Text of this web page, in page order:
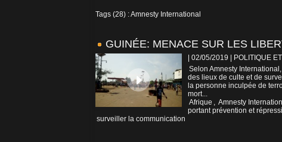
Tags (28) : Amnesty International
GUINÉE: MENACE SUR LES
| 02/05/2019
POLITIQUE
Selon Amnesty
des lieux de culte et de
la personne inculpée de
mort...
Afrique , Amnesty
portant prévention et
surveiller la communication